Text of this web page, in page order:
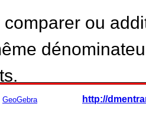
GeoGebra http://